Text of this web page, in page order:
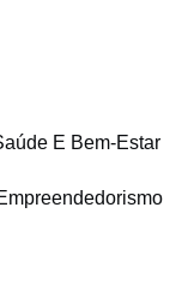
E Bem-Estar